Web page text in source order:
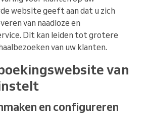
website geeft aan dat u zich
van naadloze en
Dit kan leiden tot grotere
van uw klanten.
van
en configureren